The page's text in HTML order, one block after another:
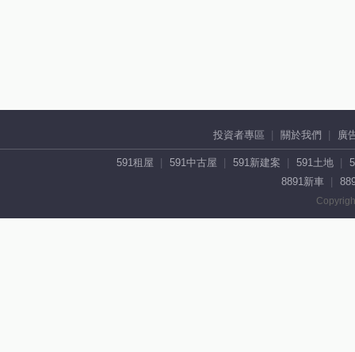
投資者專區 關於我們 廣
591租屋 591中古屋 591新建案 591土地
8891新車